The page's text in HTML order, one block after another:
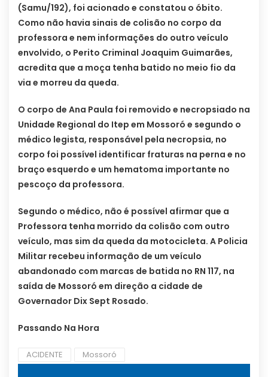
(Samu/192), foi acionado e constatou o óbito.
Como não havia sinais de colisão no corpo da
professora e nem informações do outro veículo
envolvido, o Perito Criminal Joaquim Guimarães,
acredita que a moça tenha batido no meio fio da
via e morreu da queda.
O corpo de Ana Paula foi removido e necropsiado na
Unidade Regional do Itep em Mossoró e segundo o
médico legista, responsável pela necropsia, no
corpo foi possível identificar fraturas na perna e no
braço esquerdo e um hematoma importante no
pescoço da professora.
Segundo o médico, não é possível afirmar que a
Professora tenha morrido da colisão com outro
veículo, mas sim da queda da motocicleta. A Policia
Militar recebeu informação de um veículo
abandonado com marcas de batida no RN 117, na
saída de Mossoró em direção a cidade de
Governador Dix Sept Rosado.
Passando Na Hora
ACIDENTE Mossoró